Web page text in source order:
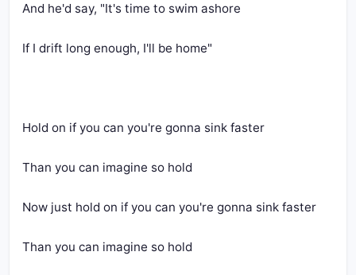
And he'd say, "It's time to swim ashore
If I drift long enough, I'll be home"
Hold on if you can you're gonna sink faster
Than you can imagine so hold
Now just hold on if you can you're gonna sink faster
Than you can imagine so hold